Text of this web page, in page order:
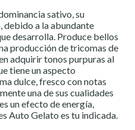
sativo, su
debido a la abundante
desarrolla. Produce bellos
producción de tricomas de
adquirir tonos purpuras al
tiene un aspecto
dulce, fresco con notas
una de sus cualidades
un efecto de energía,
Auto Gelato es tu indicada.